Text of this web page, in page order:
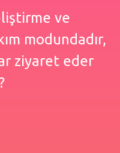
ve
modundadır,
ziyaret eder